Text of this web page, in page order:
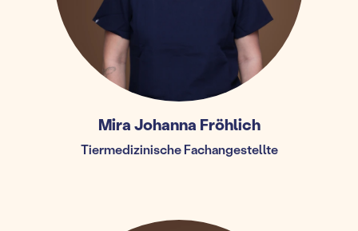
Mira Johanna Fröhlich
Tiermedizinische Fachangestellte